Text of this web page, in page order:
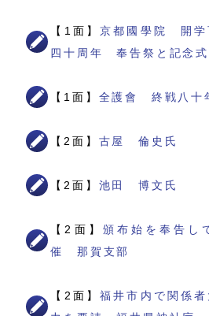
【1面】京都國學院 開学
四十周年 奉告祭と記念式
【1面】 全護會 終戦八十
【2面】 古屋 倫史氏
【2面】 池田 博文氏
【2面】 頒布始を奉告
催 那賀支部
【2面】福井市内で関係